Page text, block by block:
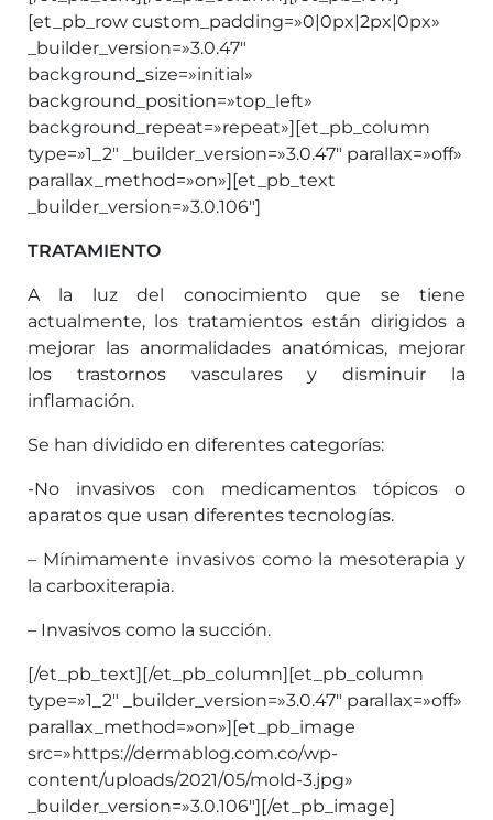
[et_pb_row custom_padding=»0|0px|2px|0px»
_builder_version=»3.0.47″
background_size=»initial»
background_position=»top_left»
background_repeat=»repeat»][et_pb_column
type=»1_2″ _builder_version=»3.0.47″ parallax=»off»
parallax_method=»on»][et_pb_text
_builder_version=»3.0.106″]
TRATAMIENTO
A la luz del conocimiento que se tiene
actualmente, los tratamientos están dirigidos a
mejorar las anormalidades anatómicas, mejorar
los trastornos vasculares y disminuir la
inflamación.
Se han dividido en diferentes categorías:
-No invasivos con medicamentos tópicos o
aparatos que usan diferentes tecnologías.
– Mínimamente invasivos como la mesoterapia y
la carboxiterapia.
– Invasivos como la succión.
[/et_pb_text][/et_pb_column][et_pb_column
type=»1_2″ _builder_version=»3.0.47″ parallax=»off»
parallax_method=»on»][et_pb_image
src=»https://dermablog.com.co/wp-
content/uploads/2021/05/mold-3.jpg»
_builder_version=»3.0.106″][/et_pb_image]